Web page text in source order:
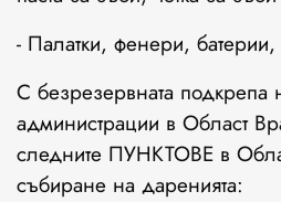
- Палатки, фенери, батерии,
С безрезервната подкрепа
администрации в Област
следните ПУНКТОВЕ в
събиране на даренията: